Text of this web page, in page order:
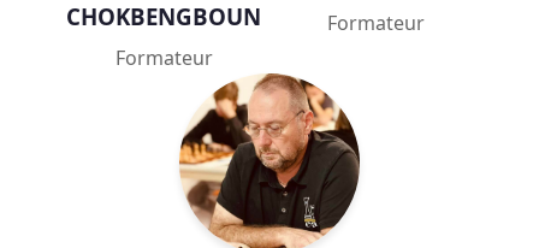
CHOKBENGBOUN
Formateur
Formateur